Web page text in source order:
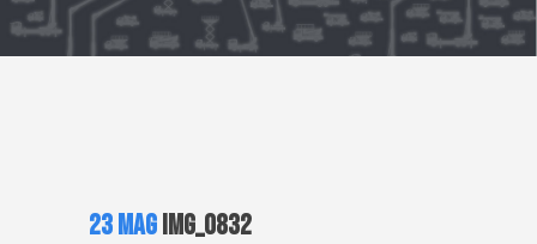
23 MagIMG_0832